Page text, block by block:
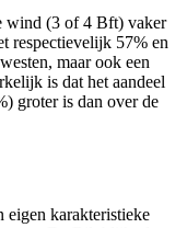
wind (3 of 4 Bft) vaker
respectievelijk 57% en
maar ook een
is dat het aandeel
groter is dan over de
eigen karakteristieke